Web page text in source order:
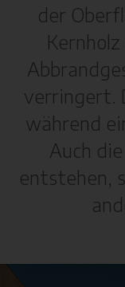
der
verringert.
während
Auch
entstehen,